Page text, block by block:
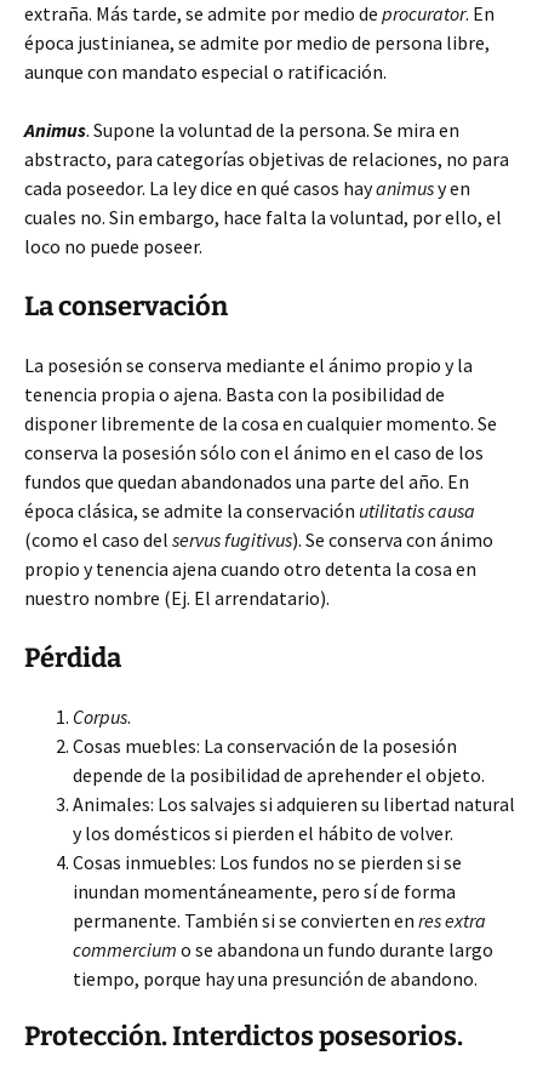
extraña. Más tarde, se admite por medio de procurator. En
época justinianea, se admite por medio de persona libre,
aunque con mandato especial o ratificación.
Animus. Supone la voluntad de la persona. Se mira en
abstracto, para categorías objetivas de relaciones, no para
cada poseedor. La ley dice en qué casos hayanimusy en
cuales no. Sin embargo, hace falta la voluntad, por ello, el
loco no puede poseer.
La conservación
La posesión se conserva mediante el ánimo propio y la
tenencia propia o ajena. Basta con la posibilidad de
disponer libremente de la cosa en cualquier momento. Se
conserva la posesión sólo con el ánimo en el caso de los
fundos que quedan abandonados una parte del año. En
época clásica, se admite la conservación utilitatis causa
(como el caso del servus fugitivus). Se conserva con ánimo
propio y tenencia ajena cuando otro detenta la cosa en
nuestro nombre (Ej. El arrendatario).
Pérdida
Corpus.
Cosas muebles: La conservación de la posesión
depende de la posibilidad de aprehender el objeto.
Animales: Los salvajes si adquieren su libertad natural
y los domésticos si pierden el hábito de volver.
Cosas inmuebles: Los fundos no se pierden si se
inundan momentáneamente, pero sí de forma
permanente. También si se convierten en res extra
commercium o se abandona un fundo durante largo
tiempo, porque hay una presunción de abandono.
Protección. Interdictos posesorios.